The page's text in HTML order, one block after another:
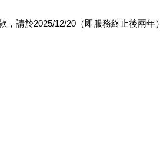
請於2025/12/20（即服務終止後兩年）